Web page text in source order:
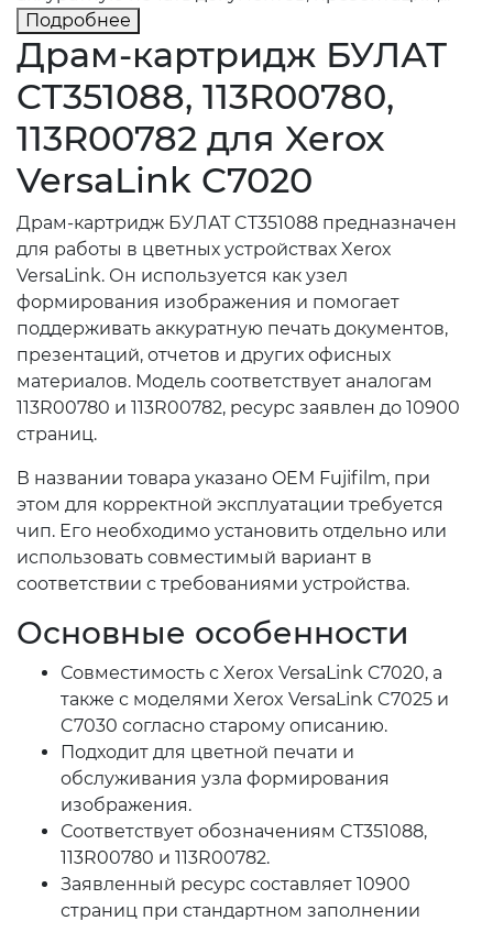
Подробнее
Драм-картридж БУЛАТ
CT351088, 113R00780,
113R00782 для Xerox
VersaLink C7020
Драм-картридж БУЛАТ CT351088 предназначен
для работы в цветных устройствах Xerox
VersaLink. Он используется как узел
формирования изображения и помогает
поддерживать аккуратную печать документов,
презентаций, отчетов и других офисных
материалов. Модель соответствует аналогам
113R00780 и 113R00782, ресурс заявлен до 10900
страниц.
В названии товара указано OEM Fujifilm, при
этом для корректной эксплуатации требуется
чип. Его необходимо установить отдельно или
использовать совместимый вариант в
соответствии с требованиями устройства.
Основные особенности
Совместимость с Xerox VersaLink C7020, а
также с моделями Xerox VersaLink C7025 и
C7030 согласно старому описанию.
Подходит для цветной печати и
обслуживания узла формирования
изображения.
Соответствует обозначениям CT351088,
113R00780 и 113R00782.
Заявленный ресурс составляет 10900
страниц при стандартном заполнении